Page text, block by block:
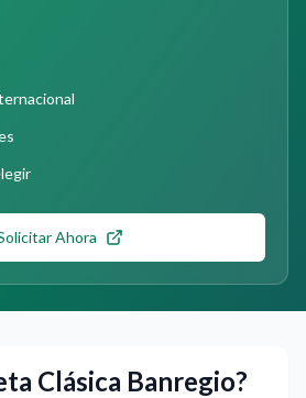
Ahora
Clásica Banregio?